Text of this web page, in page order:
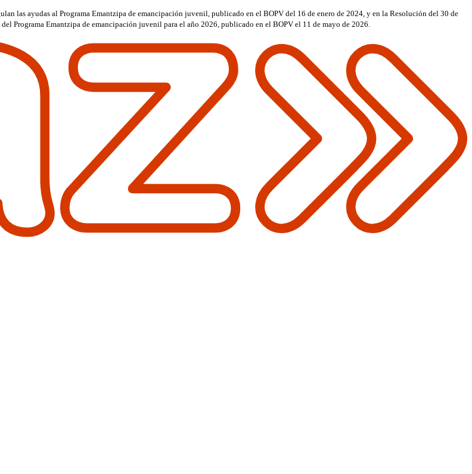
las ayudas al Programa Emantzipa de emancipación juvenil, publicado en el BOPV del 16 de enero de 2024, y en la Resolución del 30 de
Programa Emantzipa de emancipación juvenil para el año 2026, publicado en el BOPV el 11 de mayo de 2026.